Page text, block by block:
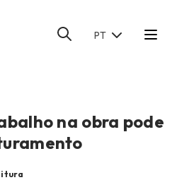
PT
na obra pode